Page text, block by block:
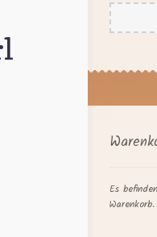
Es
Warenkorb.